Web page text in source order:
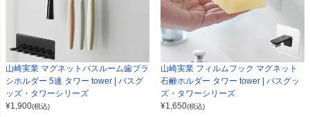
山崎実業 マグネットバスルーム歯ブラ
シホルダー 5連 タワー tower | バスグ
ッズ・タワーシリーズ
¥1,900(税込)
山崎実業 フィルムフック マグネット
石鹸ホルダー タワー tower | バスグッ
ズ・タワーシリーズ
¥1,650(税込)